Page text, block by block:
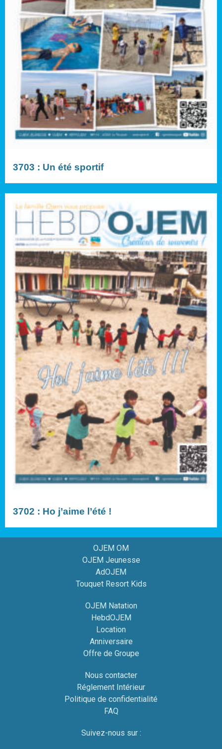
3703 : Un été sportif
3702 : Ho j’aime l’été !
OJEM OM
OJEM Jeunesse
AdOJEM
Touquet Resort Kids
OJEM Natation
HebdOJEM
Location
Anniversaire
Offre de Groupe
Nous contacter
Réglement Intérieur
Politique de confidentialité
FAQ
Suivez-nous sur :